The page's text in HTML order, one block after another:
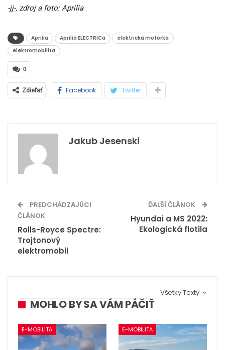
-jj-, zdroj a foto: Aprilia
Aprilia Aprilia ELECTRICa
elektrická motorka
elektromobilita
0
Zdieľať Facebook Twitter
Jakub Jesenski
PREDCHÁDZAJÚCI
ČLÁNOK
Rolls-Royce Spectre:
Trojtonový
elektromobil
ĎALŠÍ ČLÁNOK
Hyundai a MS 2022:
Ekologická flotila
Všetky Texty
MOHLO BY SA VÁM PÁČIŤ
E-MOBILITA E-MOBILITA